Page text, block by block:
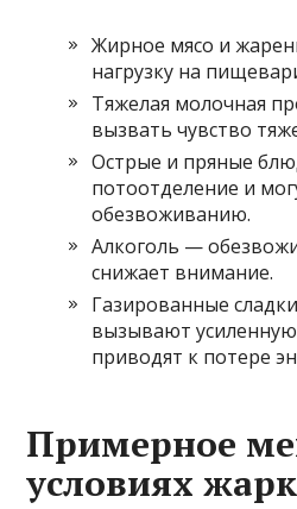
Жирное мясо и
нагрузку на
Тяжелая молочная
вызвать чувство
Острые и пряные
потоотделение и
обезвоживанию.
Алкоголь —
снижает внимание.
Газированные
вызывают
приводят к потере
Примерное
условиях